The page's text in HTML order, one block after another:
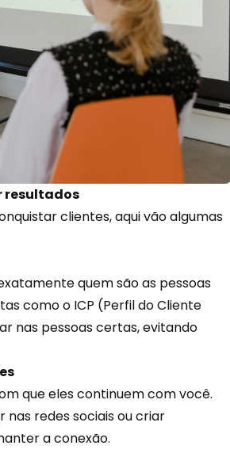
resultados
clientes, aqui vão algumas
quem são as pessoas
como o ICP (Perfil do Cliente
nas pessoas certas, evitando
que eles continuem com você.
nas redes sociais oucriar
a conexão.